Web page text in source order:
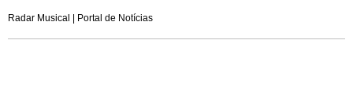
Radar Musical | Portal de Notícias